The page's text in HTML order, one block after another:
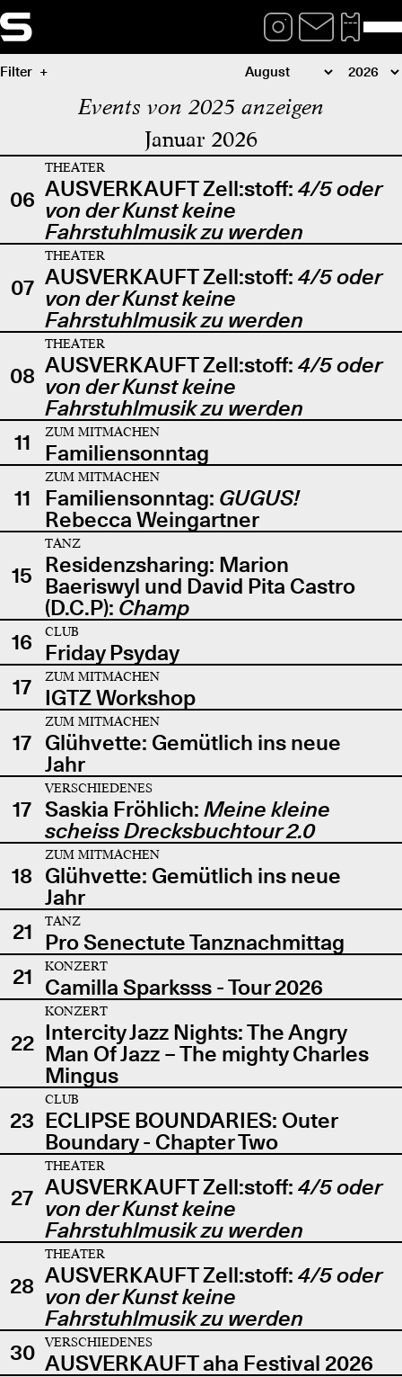
Filter
Events von 2025 anzeigen
Januar 2026
06
THEATER
AUSVERKAUFT Zell:stoff: 4/5 oder
von der Kunst keine
Fahrstuhlmusik zu werden
07
THEATER
AUSVERKAUFT Zell:stoff: 4/5 oder
von der Kunst keine
Fahrstuhlmusik zu werden
08
THEATER
AUSVERKAUFT Zell:stoff: 4/5 oder
von der Kunst keine
Fahrstuhlmusik zu werden
11
ZUM MITMACHEN
Familiensonntag
11
ZUM MITMACHEN
Familiensonntag: GUGUS!
Rebecca Weingartner
15
TANZ
Residenzsharing: Marion
Baeriswyl und David Pita Castro
(D.C.P): Champ
16
CLUB
Friday Psyday
17
ZUM MITMACHEN
IGTZ Workshop
17
ZUM MITMACHEN
Glühvette: Gemütlich ins neue
Jahr
17
VERSCHIEDENES
Saskia Fröhlich: Meine kleine
scheiss Drecksbuchtour 2.0
18
ZUM MITMACHEN
Glühvette: Gemütlich ins neue
Jahr
21
TANZ
Pro Senectute Tanznachmittag
21
KONZERT
Camilla Sparksss - Tour 2026
22
KONZERT
Intercity Jazz Nights: The Angry
Man Of Jazz – The mighty Charles
Mingus
23
CLUB
ECLIPSE BOUNDARIES: Outer
Boundary - Chapter Two
27
THEATER
AUSVERKAUFT Zell:stoff: 4/5 oder
von der Kunst keine
Fahrstuhlmusik zu werden
28
THEATER
AUSVERKAUFT Zell:stoff: 4/5 oder
von der Kunst keine
Fahrstuhlmusik zu werden
30
VERSCHIEDENES
AUSVERKAUFT aha Festival 2026